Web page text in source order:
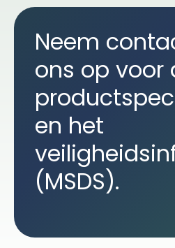
Neem
ons op voor
en het
(MSDS).